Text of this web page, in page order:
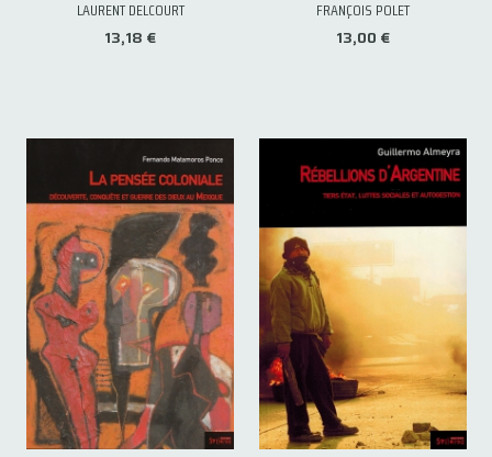
LAURENT DELCOURT
13,18 €
FRANÇOIS POLET
13,00 €